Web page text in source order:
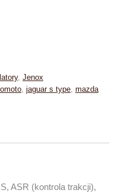
, Jenox
, jaguar s type, mazda
ASR (kontrola trakcji),